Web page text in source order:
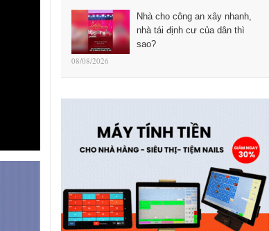
Nhà cho công an xây nhanh,
nhà tái định cư của dân thì
sao?
08/08/2026